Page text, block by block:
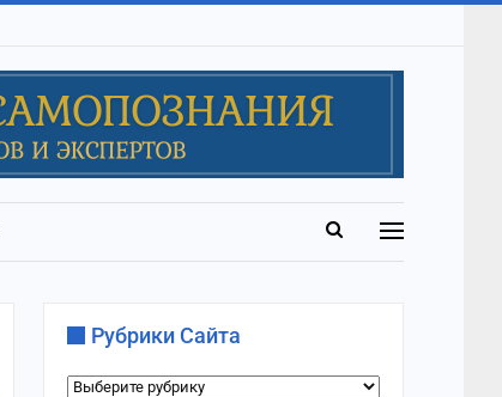
Рубрики Сайта
Рубрики